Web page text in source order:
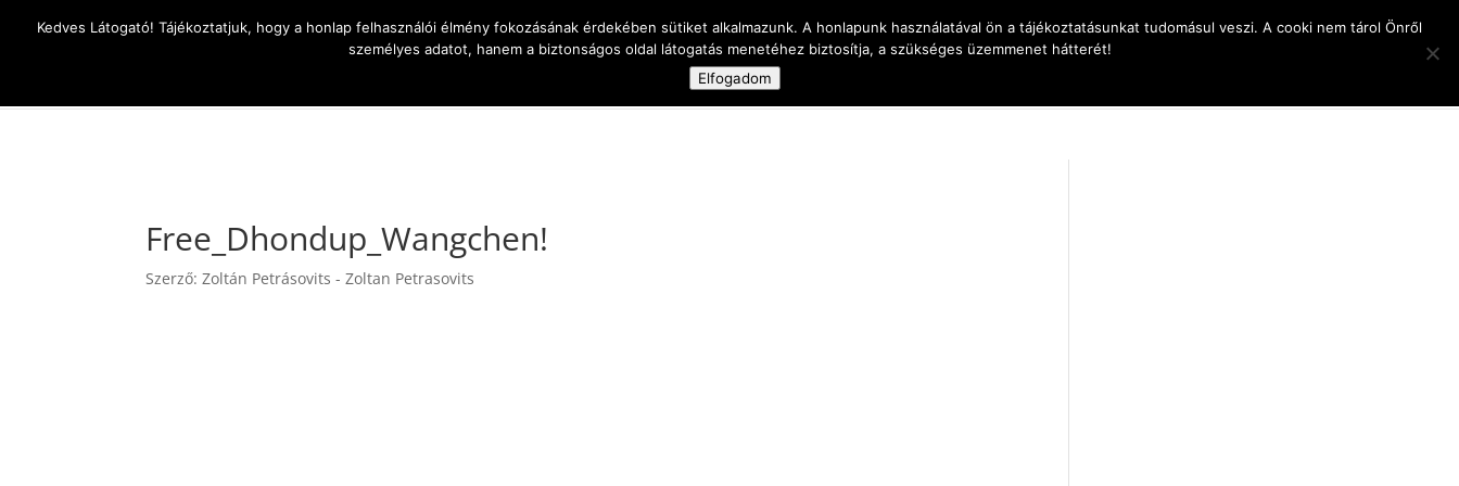
Magamról A vak is ember
Free_Dhondup_Wangchen!
Szerző:Zoltán Petrásovits - Zoltan Petrasovits
Kedves Látogató! Tájékoztatjuk, hogy a honlap felhasználói élmény fokozásának érdekében sütiket alkalmazunk. A honlapunk használatával ön a tájékoztatásunkat tudomásul veszi. A cooki nem tárol Önről
személyes adatot, hanem a biztonságos oldal látogatás menetéhez biztosítja, a szükséges üzemmenet hátterét!
Elfogadom